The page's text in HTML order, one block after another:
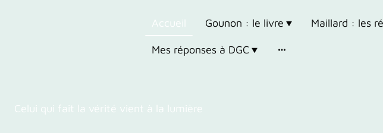
Accueil Gounon : le livre Maillard : les
Mes réponses à DGC
Celui qui fait la vérité vient à la lumière